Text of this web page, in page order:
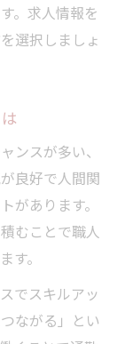
。求人情報を
選択しましょ
ンスが多い、
良好で人間関
があります。
むことで職人
す。
でスキルアッ
ながる」とい